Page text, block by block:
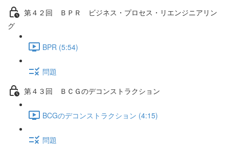
第４２回 ＢＰＲ ビジネス・プロセス・リエンジニアリン
グ
BPR (5:54)
問題
第４３回 ＢＣＧのデコンストラクション
BCGのデコンストラクション (4:15)
問題